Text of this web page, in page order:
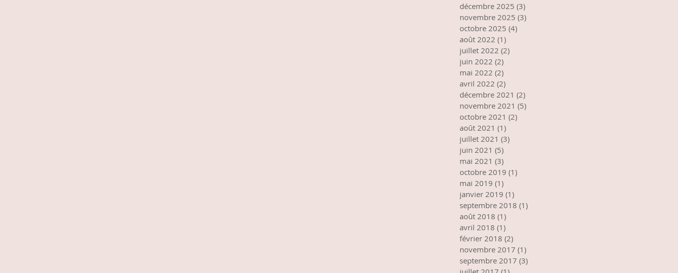
décembre 2025 (3)
novembre 2025 (3)
octobre 2025 (4)
août 2022 (1)
juillet 2022 (2)
juin 2022 (2)
mai 2022 (2)
avril 2022 (2)
décembre 2021 (2)
novembre 2021 (5)
octobre 2021 (2)
août 2021 (1)
juillet 2021 (3)
juin 2021 (5)
mai 2021 (3)
octobre 2019 (1)
mai 2019 (1)
janvier 2019 (1)
septembre 2018 (1)
août 2018 (1)
avril 2018 (1)
février 2018 (2)
novembre 2017 (1)
septembre 2017 (3)